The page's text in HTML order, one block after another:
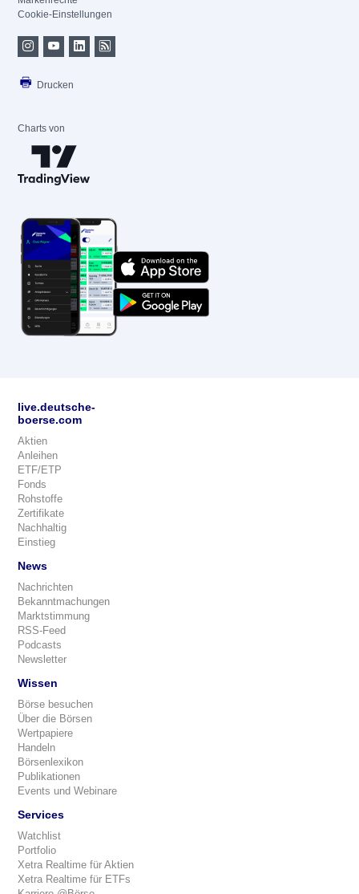
Cookie-Einstellungen
Drucken
Charts von
live.deutsche-
boerse.com
Aktien
Anleihen
ETF/ETP
Fonds
Rohstoffe
Zertifikate
Nachhaltig
Einstieg
News
Nachrichten
Bekanntmachungen
Marktstimmung
RSS-Feed
Podcasts
Newsletter
Wissen
Börse besuchen
Über die Börsen
Wertpapiere
Handeln
Börsenlexikon
Publikationen
Events und Webinare
Services
Watchlist
Portfolio
Xetra Realtime für Aktien
Xetra Realtime für ETFs